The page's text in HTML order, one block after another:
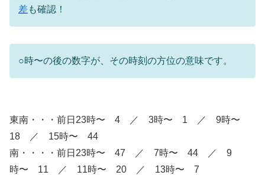
差も確認！
○時〜の後の数字が、その時刻の方位の意味です。
東南・・・前日23時〜 4 ／ 3時〜 1 ／ 9時〜
18 ／ 15時〜 44
南・・・・前日23時〜 47 ／ 7時〜 44 ／ 9
時〜 11 ／ 11時〜 20 ／ 13時〜 7